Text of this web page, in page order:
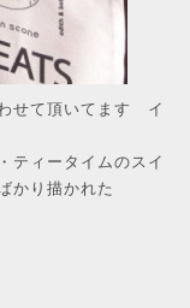
せて頂いてます イ
ティータイムのスイ
かり描かれた